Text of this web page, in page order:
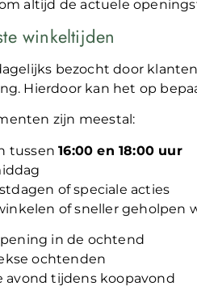
altijd de actuele
winkeltijden
bezocht door
Hierdoor kan het op
zijn meestal:
tussen16:00 en 18:00 uur
of speciale acties
of sneller geholpen
in de ochtend
ochtenden
avond tijdens koopavond